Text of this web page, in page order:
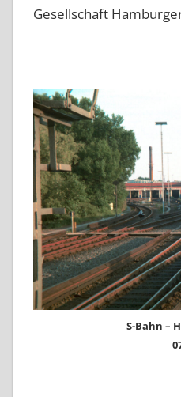
Gesellschaft
S-Bahn –